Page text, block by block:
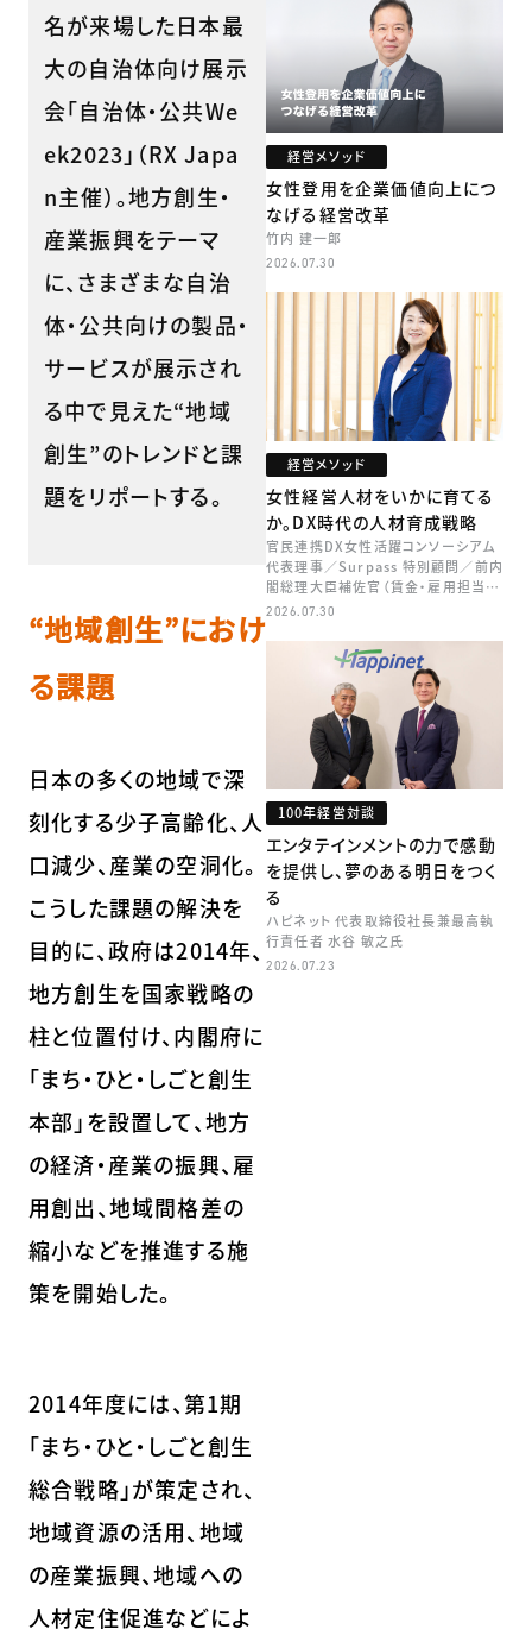
名が来場した日本最
大の自治体向け展示
会「自治体・公共We
ek2023」（RX Japa
n主催）。地方創生・
産業振興をテーマ
に、さまざまな自治
体・公共向けの製品・
サービスが展示され
る中で見えた“地域
創生”のトレンドと課
題をリポートする。
“地域創生”におけ
る課題
日本の多くの地域で深
刻化する少子高齢化、人
口減少、産業の空洞化。
こうした課題の解決を
目的に、政府は2014年、
地方創生を国家戦略の
柱と位置付け、内閣府に
「まち・ひと・しごと創生
本部」を設置して、地方
の経済・産業の振興、雇
用創出、地域間格差の
縮小などを推進する施
策を開始した。
2014年度には、第1期
「まち・ひと・しごと創生
総合戦略」が策定され、
地域資源の活用、地域
の産業振興、地域への
人材定住促進などによ
経営メソッド
女性登用を企業価値向上につ
なげる経営改革
竹内 建一郎
2026.07.30
経営メソッド
女性経営人材をいかに育てる
か。DX時代の人材育成戦略
官民連携DX女性活躍コンソーシアム
代表理事／Surpass 特別顧問／前内
閣総理大臣補佐官（賃金・雇用担当）
矢田 稚子
2026.07.30
100年経営対談
エンタテインメントの力で感動
を提供し、夢のある明日をつく
る
ハピネット 代表取締役社長兼最高執
行責任者 水谷 敏之氏
2026.07.23